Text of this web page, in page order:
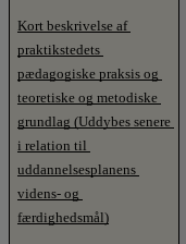
Kort beskrivelse af
praktikstedets
pædagogiske praksis og
teoretiske og metodiske
grundlag (Uddybes senere
i relation til
uddannelsesplanens
videns- og
færdighedsmål)